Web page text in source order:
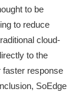
to be
to reduce
cloud-
to the
faster response
SoEdge